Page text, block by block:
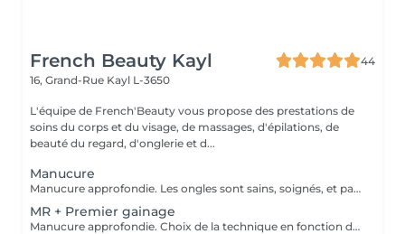
French Beauty Kayl
44
16, Grand-Rue Kayl L-3650
L'équipe de French'Beauty vous propose des prestations de
soins du corps et du visage, de massages, d'épilations, de
beauté du regard, d'onglerie et d...
Manucure
Manucure approfondie. Les ongles sont sains, soignés, et paraissent plus longs. Vernis soin et Massage des mains.
MR + Premier gainage
Manucure approfondie. Choix de la technique en fonction de votre type d'ongle.